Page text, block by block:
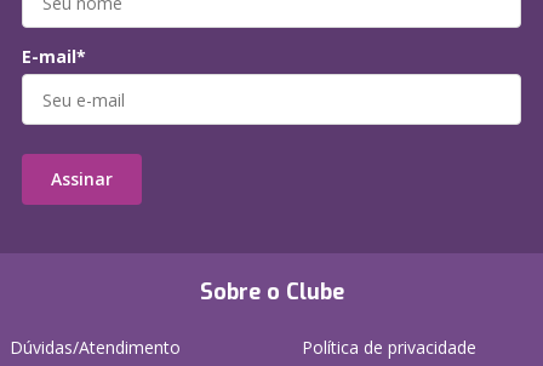
Sobre o Clube
Dúvidas/Atendimento
Política de privacidade
E-mail*
Assinar